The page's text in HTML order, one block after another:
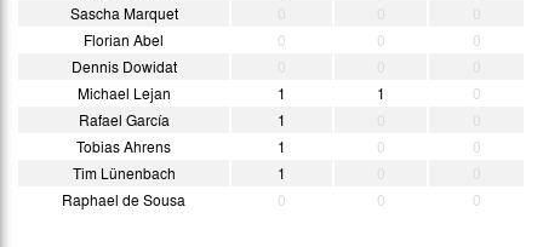
Sascha Marquet
Florian Abel
0 0
0
Dennis Dowidat
Michael Lejan
1 1
0
Rafael García
1
Tobias Ahrens
1 0
0
Tim Lünenbach
1
Raphael de Sousa
0 0 0